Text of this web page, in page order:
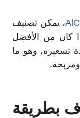
، يمكن تصنيف
كان من الأفضل
تسعيره، وهو ما
بطريقة